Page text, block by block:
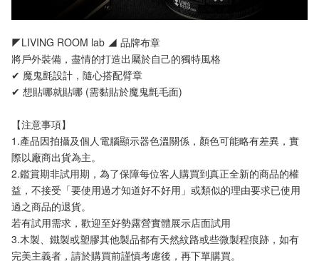
◤LIVING ROOM lab ◢ 品牌布章
將戶外裝備，盡情的打造出屬於自己的獨特風格
✔ 魔鬼氈設計，隨心搭配臂章
✔ 想貼哪就貼哪 (需黏貼於魔鬼氈毛面)
【注意事項】
1.產品因拍攝及個人電腦顯示器色溫關係，顏色可能略有差異，實
際以廠商出貨為主。
2.鑑賞期非試用期，為了保障每位客人購買到真正全新的商品的權
益，不接受「要使用過才知道好不好用」或類似的理由要求已使用
過之商品的退貨。
若有試用需求，歡迎至好勢露營實體展示店面試用
3.木製、鐵製或塑膠其他製品都有天然紋路或些微製程痕跡，如有
完美主義者，請於購買前謹慎考慮後，再下單購買。